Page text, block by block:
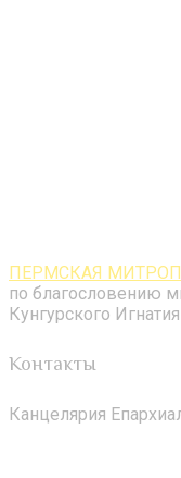
ПЕРМСКАЯ
по благословению
Кунгурского Игнатия
Контакты
Канцелярия